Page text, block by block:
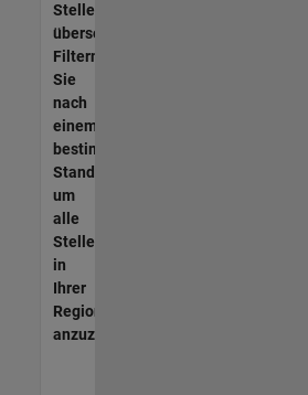
Stellen
übersetzt.
Filtern
Sie
nach
einem
bestimmten
Standort,
um
alle
Stellenangebote
in
Ihrer
Region
anzuzeigen.